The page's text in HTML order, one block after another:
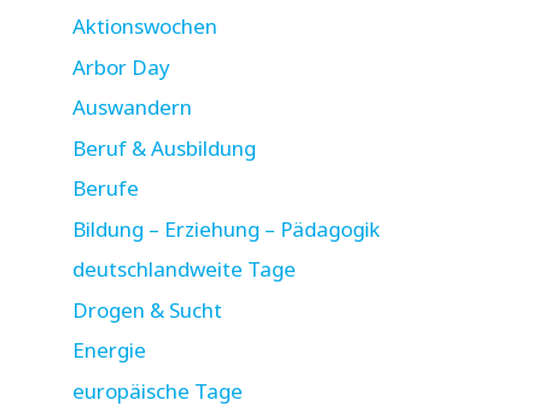
Aktionswochen
Arbor Day
Auswandern
Beruf & Ausbildung
Berufe
Bildung – Erziehung – Pädagogik
deutschlandweite Tage
Drogen & Sucht
Energie
europäische Tage